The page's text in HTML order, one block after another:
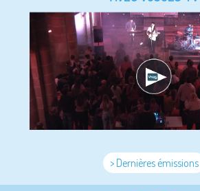
> Dernières émissions